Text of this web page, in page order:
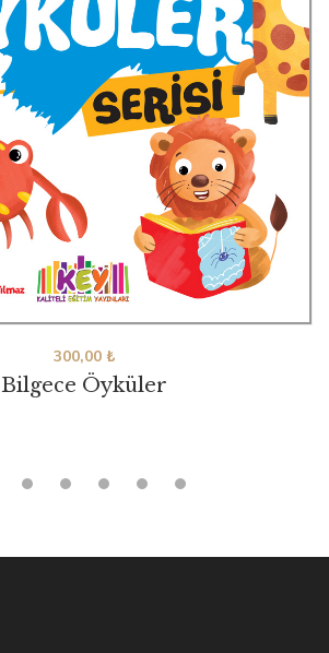
Bilgece Öyküler
300,00 ₺